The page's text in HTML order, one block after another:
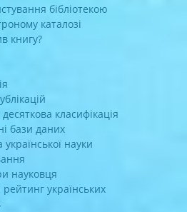
бібліотекою
каталозі
книгу?
класифікація
бази даних
української науки
науковця
українських